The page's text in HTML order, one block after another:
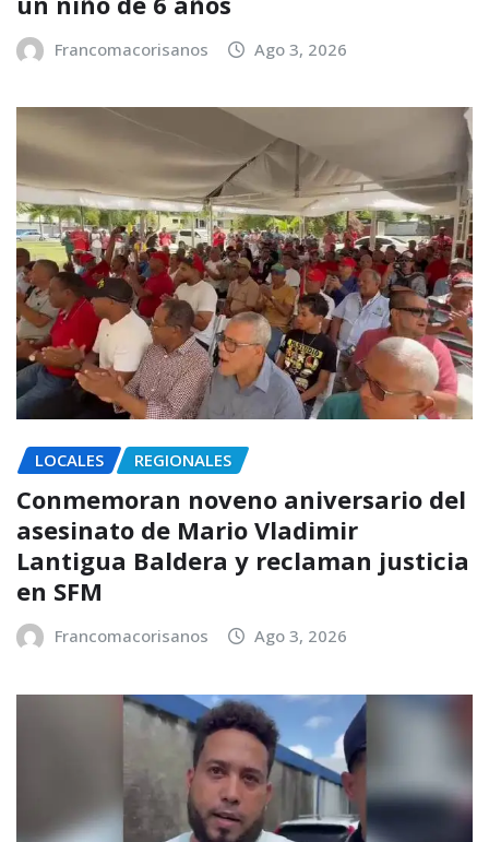
Francomacorisanos Ago 3, 2026
LOCALES REGIONALES
Conmemoran noveno aniversario del
asesinato de Mario Vladimir
Lantigua Baldera y reclaman justicia
en SFM
Francomacorisanos Ago 3, 2026